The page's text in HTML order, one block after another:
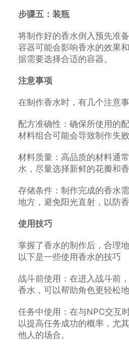
步骤五：装瓶
将制作好的香水倒入预先准
容器可能会影响香水的效果
据需要选择合适的容器。
注意事项
在制作香水时，有几个注意
配方准确性：确保所使用的
材料组合可能会导致制作失
材料质量：高品质的材料通
水，尽量选择新鲜的花瓣和香
存储条件：制作完成的香水
地方，避免阳光直射，以防香
使用技巧
掌握了香水的制作后，合理
以下是一些使用香水的技巧
战斗前使用：在进入战斗前
香水，可以帮助角色更轻松地
任务中使用：在与NPC交互
以提高任务成功的概率，尤
他人的场合。